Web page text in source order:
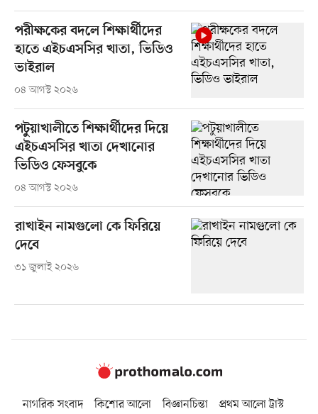
পরীক্ষকের বদলে শিক্ষার্থীদের
হাতে এইচএসসির খাতা, ভিডিও
ভাইরাল
০৪ আগস্ট ২০২৬
পটুয়াখালীতে শিক্ষার্থীদের দিয়ে
এইচএসসির খাতা দেখানোর
ভিডিও ফেসবুকে
০৪ আগস্ট ২০২৬
রাখাইন নামগুলো কে ফিরিয়ে
দেবে
৩১ জুলাই ২০২৬
নাগরিক সংবাদ কিশোর আলো বিজ্ঞানচিন্তা
প্রথম আলো ট্রাস্ট